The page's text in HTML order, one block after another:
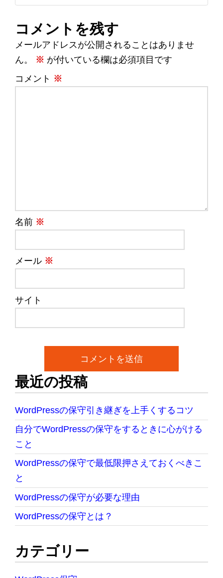
コメントを残す
メールアドレスが公開されることはありませ
ん。
※ が付いている欄は必須項目です
コメント ※
名前 ※
メール ※
サイト
最近の投稿
WordPressの保守引き継ぎを上手くするコツ
自分でWordPressの保守をするときに心がける
こと
WordPressの保守で最低限押さえておくべきこ
と
WordPressの保守が必要な理由
WordPressの保守とは？
カテゴリー